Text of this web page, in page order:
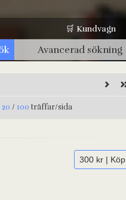
🛒 Kundvagn
Avancerad sökning
20 / 100 träffar/sida
300 kr | Köp